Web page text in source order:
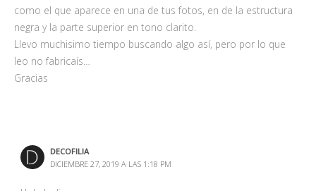
como el que aparece en una de tus fotos, en de la estructura
negra y la parte superior en tono clarito.
Llevo muchisimo tiempo buscando algo así, pero por lo que
leo no fabricaís…
Gracias
DECOFILIA
DICIEMBRE 27, 2019 A LAS 1:18 PM